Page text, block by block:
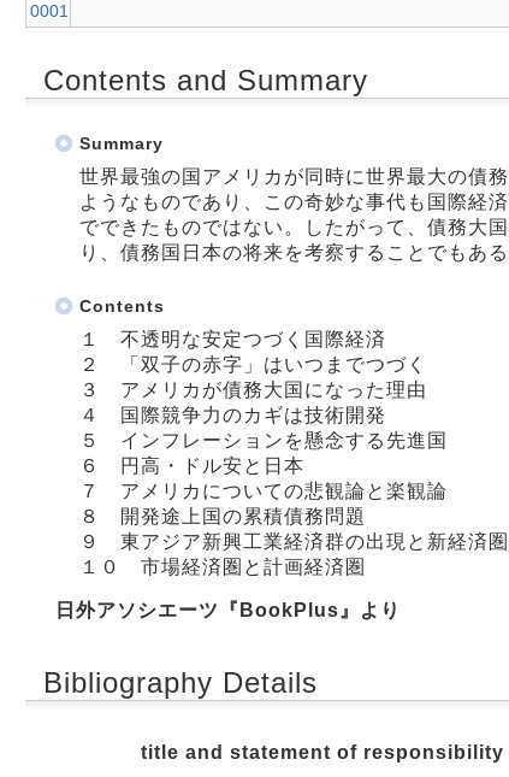
0001
Contents and Summary
Summary
世界最強の国アメリカが同時に世界最大の債
ようなものであり、この奇妙な事代も国際経
でできたものではない。したがって、債務大
り、債務国日本の将来を考察することでもある
Contents
１ 不透明な安定つづく国際経済
２ 「双子の赤字」はいつまでつづく
３ アメリカが債務大国になった理由
４ 国際競争力のカギは技術開発
５ インフレーションを懸念する先進国
６ 円高・ドル安と日本
７ アメリカについての悲観論と楽観論
８ 開発途上国の累積債務問題
９ 東アジア新興工業経済群の出現と新経済
１０ 市場経済圏と計画経済圏
日外アソシエーツ『BookPlus』より
Bibliography Details
title and statement of responsibility